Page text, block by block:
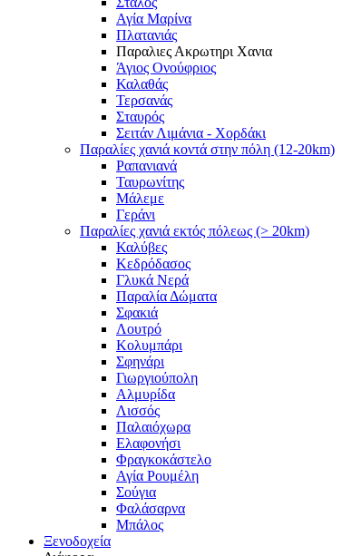
Αγία Μαρίνα
Πλατανιάς
Παραλιες Ακρωτηρι Χανια
Άγιος Ονούφριος
Καλαθάς
Τερσανάς
Σταυρός
Σειτάν Λιμάνια - Χορδάκι
Παραλίες χανιά κοντά στην πόλη (12-20km)
Ραπανιανά
Ταυρωνίτης
Μάλεμε
Γεράνι
Παραλίες χανιά εκτός πόλεως (> 20km)
Καλύβες
Κεδρόδασος
Γλυκά Νερά
Παραλία Δώματα
Σφακιά
Λουτρό
Κολυμπάρι
Σφηνάρι
Γιωργιούπολη
Αλμυρίδα
Λισσός
Παλαιόχωρα
Ελαφονήσι
Φραγκοκάστελο
Αγία Ρουμέλη
Σούγια
Φαλάσαρνα
Μπάλος
Ξενοδοχεία